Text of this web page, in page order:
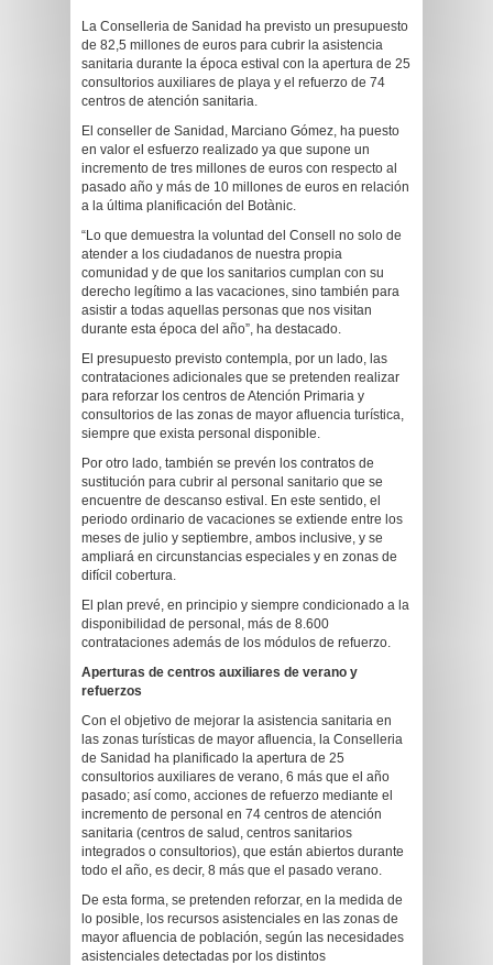
La Conselleria de Sanidad ha previsto un presupuesto
de 82,5 millones de euros para cubrir la asistencia
sanitaria durante la época estival con la apertura de 25
consultorios auxiliares de playa y el refuerzo de 74
centros de atención sanitaria.
El conseller de Sanidad, Marciano Gómez, ha puesto
en valor el esfuerzo realizado ya que supone un
incremento de tres millones de euros con respecto al
pasado año y más de 10 millones de euros en relación
a la última planificación del Botànic.
“Lo que demuestra la voluntad del Consell no solo de
atender a los ciudadanos de nuestra propia
comunidad y de que los sanitarios cumplan con su
derecho legítimo a las vacaciones, sino también para
asistir a todas aquellas personas que nos visitan
durante esta época del año”, ha destacado.
El presupuesto previsto contempla, por un lado, las
contrataciones adicionales que se pretenden realizar
para reforzar los centros de Atención Primaria y
consultorios de las zonas de mayor afluencia turística,
siempre que exista personal disponible.
Por otro lado, también se prevén los contratos de
sustitución para cubrir al personal sanitario que se
encuentre de descanso estival. En este sentido, el
periodo ordinario de vacaciones se extiende entre los
meses de julio y septiembre, ambos inclusive, y se
ampliará en circunstancias especiales y en zonas de
difícil cobertura.
El plan prevé, en principio y siempre condicionado a la
disponibilidad de personal, más de 8.600
contrataciones además de los módulos de refuerzo.
Aperturas de centros auxiliares de verano y
refuerzos
Con el objetivo de mejorar la asistencia sanitaria en
las zonas turísticas de mayor afluencia, la Conselleria
de Sanidad ha planificado la apertura de 25
consultorios auxiliares de verano, 6 más que el año
pasado; así como, acciones de refuerzo mediante el
incremento de personal en 74 centros de atención
sanitaria (centros de salud, centros sanitarios
integrados o consultorios), que están abiertos durante
todo el año, es decir, 8 más que el pasado verano.
De esta forma, se pretenden reforzar, en la medida de
lo posible, los recursos asistenciales en las zonas de
mayor afluencia de población, según las necesidades
asistenciales detectadas por los distintos